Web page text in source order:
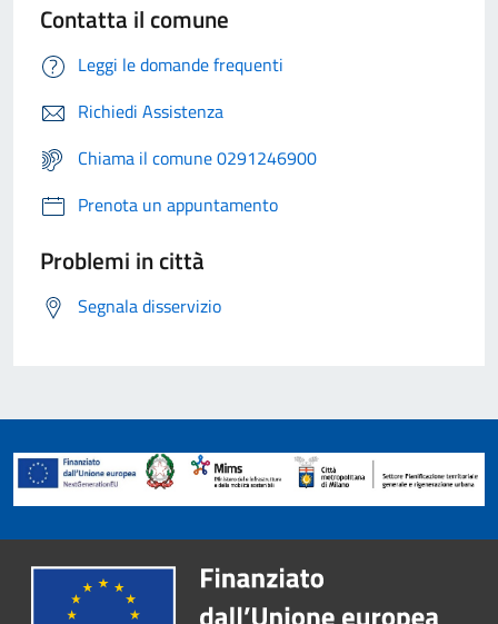
Contatta il comune
Leggi le domande frequenti
Richiedi Assistenza
Chiama il comune 0291246900
Prenota un appuntamento
Problemi in città
Segnala disservizio